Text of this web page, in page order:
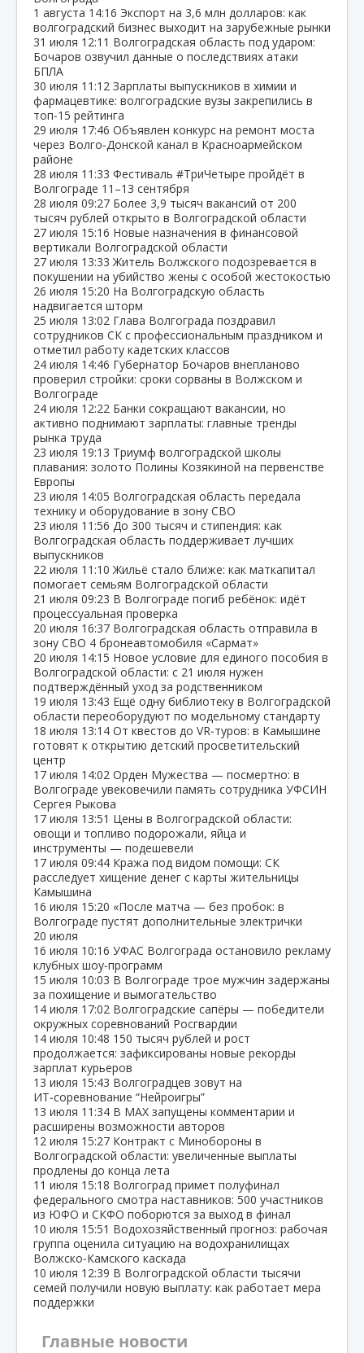
1 августа 14:16 Экспорт на 3,6 млн долларов: как
волгоградский бизнес выходит на зарубежные рынки
31 июля 12:11 Волгоградская область под ударом:
Бочаров озвучил данные о последствиях атаки
БПЛА
30 июля 11:12 Зарплаты выпускников в химии и
фармацевтике: волгоградские вузы закрепились в
топ‑15 рейтинга
29 июля 17:46 Объявлен конкурс на ремонт моста
через Волго‑Донской канал в Красноармейском
районе
28 июля 11:33 Фестиваль #ТриЧетыре пройдёт в
Волгограде 11–13 сентября
28 июля 09:27 Более 3,9 тысяч вакансий от 200
тысяч рублей открыто в Волгоградской области
27 июля 15:16 Новые назначения в финансовой
вертикали Волгоградской области
27 июля 13:33 Житель Волжского подозревается в
покушении на убийство жены с особой жестокостью
26 июля 15:20 На Волгоградскую область
надвигается шторм
25 июля 13:02 Глава Волгограда поздравил
сотрудников СК с профессиональным праздником и
отметил работу кадетских классов
24 июля 14:46 Губернатор Бочаров внепланово
проверил стройки: сроки сорваны в Волжском и
Волгограде
24 июля 12:22 Банки сокращают вакансии, но
активно поднимают зарплаты: главные тренды
рынка труда
23 июля 19:13 Триумф волгоградской школы
плавания: золото Полины Козякиной на первенстве
Европы
23 июля 14:05 Волгоградская область передала
технику и оборудование в зону СВО
23 июля 11:56 До 300 тысяч и стипендия: как
Волгоградская область поддерживает лучших
выпускников
22 июля 11:10 Жильё стало ближе: как маткапитал
помогает семьям Волгоградской области
21 июля 09:23 В Волгограде погиб ребёнок: идёт
процессуальная проверка
20 июля 16:37 Волгоградская область отправила в
зону СВО 4 бронеавтомобиля «Сармат»
20 июля 14:15 Новое условие для единого пособия в
Волгоградской области: с 21 июля нужен
подтверждённый уход за родственником
19 июля 13:43 Ещё одну библиотеку в Волгоградской
области переоборудуют по модельному стандарту
18 июля 13:14 От квестов до VR‑туров: в Камышине
готовят к открытию детский просветительский
центр
17 июля 14:02 Орден Мужества — посмертно: в
Волгограде увековечили память сотрудника УФСИН
Сергея Рыкова
17 июля 13:51 Цены в Волгоградской области:
овощи и топливо подорожали, яйца и
инструменты — подешевели
17 июля 09:44 Кража под видом помощи: СК
расследует хищение денег с карты жительницы
Камышина
16 июля 15:20 «После матча — без пробок: в
Волгограде пустят дополнительные электрички
20 июля
16 июля 10:16 УФАС Волгограда остановило рекламу
клубных шоу‑программ
15 июля 10:03 В Волгограде трое мужчин задержаны
за похищение и вымогательство
14 июля 17:02 Волгоградские сапёры — победители
окружных соревнований Росгвардии
14 июля 10:48 150 тысяч рублей и рост
продолжается: зафиксированы новые рекорды
зарплат курьеров
13 июля 15:43 Волгоградцев зовут на
ИТ‑соревнование “Нейроигры”
13 июля 11:34 В МАХ запущены комментарии и
расширены возможности авторов
12 июля 15:27 Контракт с Минобороны в
Волгоградской области: увеличенные выплаты
продлены до конца лета
11 июля 15:18 Волгоград примет полуфинал
федерального смотра наставников: 500 участников
из ЮФО и СКФО поборются за выход в финал
10 июля 15:51 Водохозяйственный прогноз: рабочая
группа оценила ситуацию на водохранилищах
Волжско‑Камского каскада
10 июля 12:39 В Волгоградской области тысячи
семей получили новую выплату: как работает мера
поддержки
Главные новости